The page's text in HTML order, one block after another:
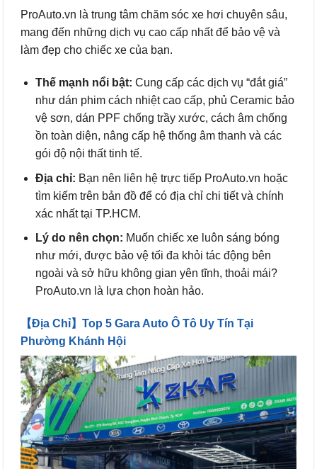
ProAuto.vn là trung tâm chăm sóc xe hơi chuyên sâu,
mang đến những dịch vụ cao cấp nhất để bảo vệ và
làm đẹp cho chiếc xe của bạn.
Thế mạnh nổi bật: Cung cấp các dịch vụ “đắt giá”
như dán phim cách nhiệt cao cấp, phủ Ceramic bảo
vệ sơn, dán PPF chống trầy xước, cách âm chống
ồn toàn diện, nâng cấp hệ thống âm thanh và các
gói độ nội thất tinh tế.
Địa chỉ: Bạn nên liên hệ trực tiếp ProAuto.vn hoặc
tìm kiếm trên bản đồ để có địa chỉ chi tiết và chính
xác nhất tại TP.HCM.
Lý do nên chọn: Muốn chiếc xe luôn sáng bóng
như mới, được bảo vệ tối đa khỏi tác động bên
ngoài và sở hữu không gian yên tĩnh, thoải mái?
ProAuto.vn là lựa chọn hoàn hảo.
【Địa Chỉ】Top 5 Gara Auto Ô Tô Uy Tín Tại
Phường Khánh Hội